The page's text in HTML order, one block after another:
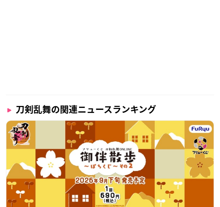
刀剣乱舞の関連ニュースランキング